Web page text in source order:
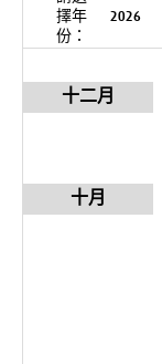
擇年
份：
2026
十二月
十月